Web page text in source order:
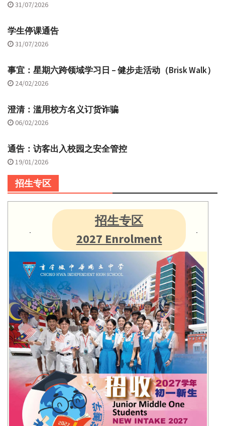
31/07/2026
学生停课通告
31/07/2026
事宜：星期六跨领域学习日 – 健步走活动（Brisk Walk）
24/02/2026
澄清：滥用校方名义订货诈骗
06/02/2026
通告：访客出入校园之安全管控
19/01/2026
招生专区
招生专区
2027 Enrolment